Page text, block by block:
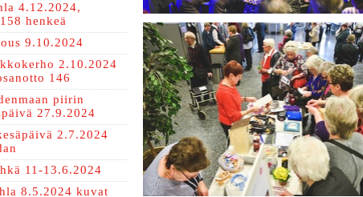
4.12.2024,
henkeä
9.10.2024
2.10.2024
146
piirin
27.9.2024
2.7.2024
11-13.6.2024
8.5.2024 kuvat